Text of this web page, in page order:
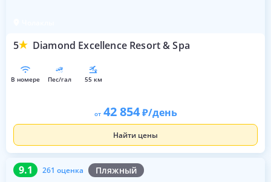
5 Diamond Excellence Resort & Spa
в номере пес/гал 55 км
от 42 854 /день
Найти цены
9.1 261 оценка Пляжный
9.1 261 оценка